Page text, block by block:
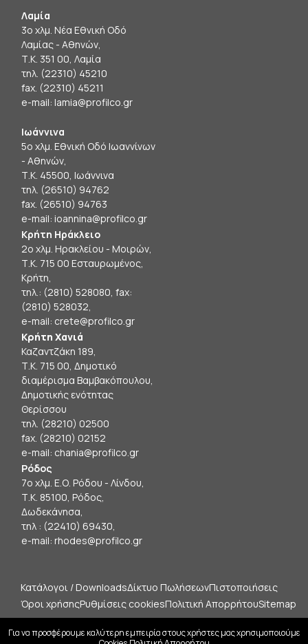
Λαμία
3ο χλμ. Νέα Εθνική Οδό
Λαμίας - Αθηνών,
Τ.Κ. 351 00, Λαμία
τηλ. (22310) 45210
fax. (22310) 45211
e-mail: lamia@profilco.gr
Ιωάννινα
5ο χλμ. Εθνική Οδό Ιωαννίνων
- Αθηνών,
Τ.Κ. 45500, Ιωάννινα
τηλ. (26510) 94762
fax. (26510) 94763
e-mail: ioannina@profilco.gr
Κρήτη Ηράκλειο
2ο χλμ. Ηρακλείου - Μοιρών,
Τ.Κ. 715 00 Εσταυρωμένος,
Κρήτη,
τηλ.: (2810) 528080, fax:
(2810) 528032,
e-mail: crete@profilco.gr
Κρήτη Χανιά
Καζαντζάκη 189,
Τ.Κ. 715 00, Δημοτικό
διαμέρισμα Βαμβακόπουλου,
Δημοτικής ενότητας
Θερίσσου
τηλ. (28210) 02500
fax. (28210) 02152
e-mail: chania@profilco.gr
Ρόδος
7ο χλμ. Ε.Ο. Ρόδου - Λίνδου,
Τ.Κ. 85100, Ρόδος,
Δωδεκάνησα,
τηλ : (22410) 69430,
e-mail: rhodes@profilco.gr
Κατάλογοι / DownloadsΔίκτυο ΠωλήσεωνΠιστοποιήσεις
Όροι χρήσηςΡυθμίσεις cookiesΠολιτική ΑπορρήτουSitemap
Πνευματικά Δικαιώματα Profilco ©2026 . Με επιφύλαξη
Για να προσφέρουμε καλύτερη εμπειρία στους χρήστες μας χρησιμοποιούμε